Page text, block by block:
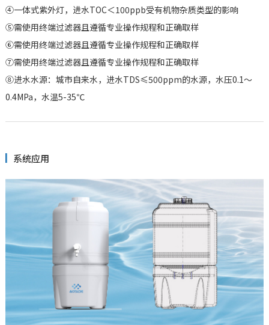
④一体式紫外灯，进水TOC＜100ppb受有机物杂质类型的影响
⑤需使用终端过滤器且遵循专业操作规程和正确取样
⑥需使用终端过滤器且遵循专业操作规程和正确取样
⑦需使用终端过滤器且遵循专业操作规程和正确取样
⑧进水水源：城市自来水，进水TDS≤500ppm的水源，水压0.1～
0.4MPa，水温5-35℃
系统应用